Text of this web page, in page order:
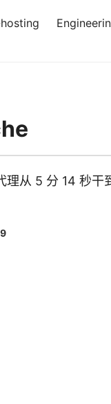
从 5 分 14 秒